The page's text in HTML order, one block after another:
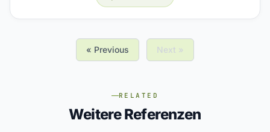
« Previous Next »
RELATED
Weitere Referenzen